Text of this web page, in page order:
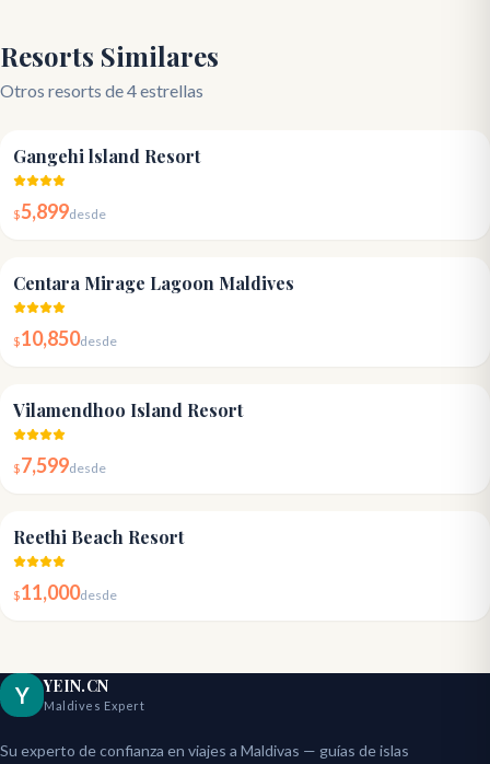
Resorts Similares
Otros resorts de 4 estrellas
Gangehi lsland Resort
$5,899desde
Centara Mirage Lagoon Maldives
$10,850desde
Vilamendhoo Island Resort
$7,599desde
Reethi Beach Resort
$11,000desde
Y YEIN.CN
Maldives Expert
Su experto de confianza en viajes a Maldivas — guías de islas